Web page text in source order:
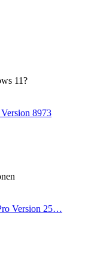
11?
8973
Version 25…